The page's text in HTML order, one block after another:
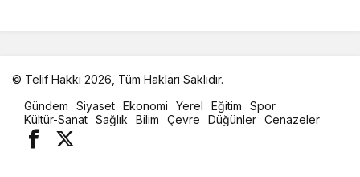
© Telif Hakkı 2026, Tüm Hakları Saklıdır.
oto
kiralama
parça
eşya
Gündem Siyaset Ekonomi Yerel Eğitim
Spor
Kültür-Sanat Sağlık Bilim Çevre Düğünler Cenazeler